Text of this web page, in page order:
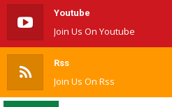
Youtube
Join Us On Youtube
Rss
Join Us On Rss